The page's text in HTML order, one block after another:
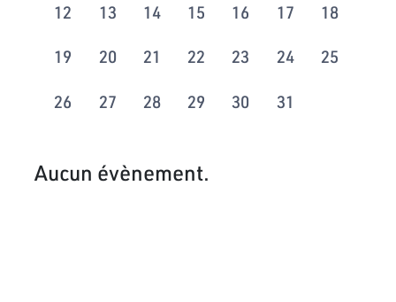
12 13 14 15 16 17 18
19 20 21 22 23 24 25
26 27 28 29 30 31
Aucun évènement.